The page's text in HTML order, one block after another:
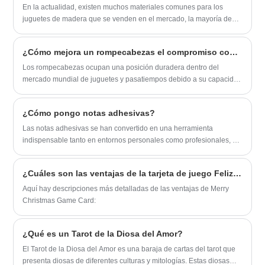
satisfacción para cada cliente. Esperamos
sinceramente convertirnos en su
China.
En la actualidad, existen muchos materiales comunes para los
juguetes de madera que se venden en el mercado, la mayoría de
¿Cómo mejora un rompecabezas el compromiso cognitivo y el atractivo del mercado?
Los rompecabezas ocupan una posición duradera dentro del
mercado mundial de juguetes y pasatiempos debido a su capacidad
que el interés de los consumidores se desplaza hacia productos
que equilibran la recreación con el valor del desarrollo, los
rompecabezas continúan emergiendo como una categoría de alta
¿Cómo pongo notas adhesivas?
Las notas adhesivas se han convertido en una herramienta
indispensable tanto en entornos personales como profesionales, ya
para aquellos que no están familiarizados con su uso, el proceso de
aplicación de notas adhesivas a veces puede resultar un poco
confuso. En este artículo, lo guiaremos a través de los pasos para
¿Cuáles son las ventajas de la tarjeta de juego Feliz Navidad?
Aquí hay descripciones más detalladas de las ventajas de Merry
Christmas Game Card:
¿Qué es un Tarot de la Diosa del Amor?
El Tarot de la Diosa del Amor es una baraja de cartas del tarot que
presenta diosas de diferentes culturas y mitologías. Estas diosas